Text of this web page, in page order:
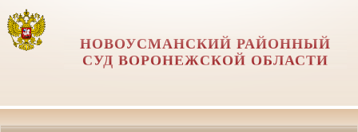
НОВОУСМАНСКИЙ РАЙОННЫЙ
СУД ВОРОНЕЖСКОЙ ОБЛАСТИ